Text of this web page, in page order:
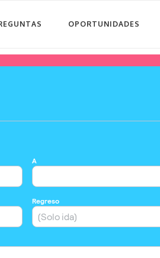
OPORTUNIDADES